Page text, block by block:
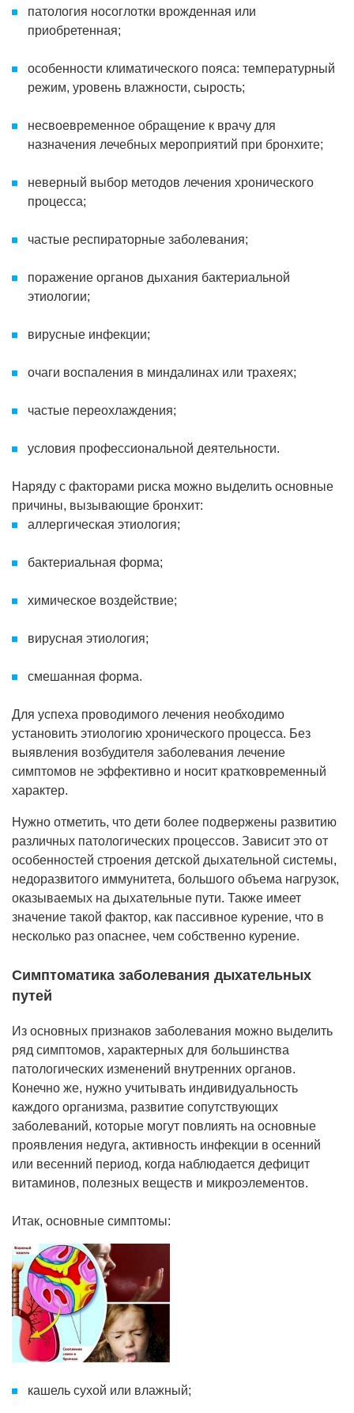
патология носоглотки врожденная или
приобретенная;
особенности климатического пояса: температурный
режим, уровень влажности, сырость;
несвоевременное обращение к врачу для
назначения лечебных мероприятий при бронхите;
неверный выбор методов лечения хронического
процесса;
частые респираторные заболевания;
поражение органов дыхания бактериальной
этиологии;
вирусные инфекции;
очаги воспаления в миндалинах или трахеях;
частые переохлаждения;
условия профессиональной деятельности.
Наряду с факторами риска можно выделить основные
причины, вызывающие бронхит:
аллергическая этиология;
бактериальная форма;
химическое воздействие;
вирусная этиология;
смешанная форма.
Для успеха проводимого лечения необходимо
установить этиологию хронического процесса. Без
выявления возбудителя заболевания лечение
симптомов не эффективно и носит кратковременный
характер.
Нужно отметить, что дети более подвержены развитию
различных патологических процессов. Зависит это от
особенностей строения детской дыхательной системы,
недоразвитого иммунитета, большого объема нагрузок,
оказываемых на дыхательные пути. Также имеет
значение такой фактор, как пассивное курение, что в
несколько раз опаснее, чем собственно курение.
Симптоматика заболевания дыхательных
путей
Из основных признаков заболевания можно выделить
ряд симптомов, характерных для большинства
патологических изменений внутренних органов.
Конечно же, нужно учитывать индивидуальность
каждого организма, развитие сопутствующих
заболеваний, которые могут повлиять на основные
проявления недуга, активность инфекции в осенний
или весенний период, когда наблюдается дефицит
витаминов, полезных веществ и микроэлементов.
Итак, основные симптомы:
кашель сухой или влажный;